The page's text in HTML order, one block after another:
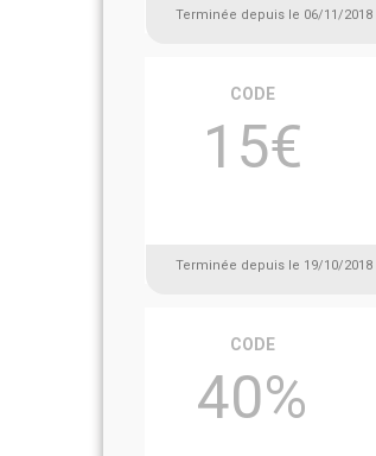
Terminée depuis le 06/11/2018
CODE
15€
Terminée depuis le 19/10/2018
CODE
40%